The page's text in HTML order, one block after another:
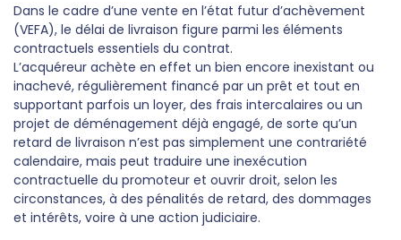
Dans le cadre d’une vente en l’état futur d’achèvement
(VEFA), le délai de livraison figure parmi les éléments
contractuels essentiels du contrat.
L’acquéreur achète en effet un bien encore inexistant ou
inachevé, régulièrement financé par un prêt et tout en
supportant parfois un loyer, des frais intercalaires ou un
projet de déménagement déjà engagé, de sorte qu’un
retard de livraison n’est pas simplement une contrariété
calendaire, mais peut traduire une inexécution
contractuelle du promoteur et ouvrir droit, selon les
circonstances, à des pénalités de retard, des dommages
et intérêts, voire à une action judiciaire.